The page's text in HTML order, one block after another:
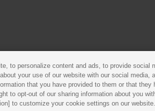
推奨環境 プライバシーポリシ
古物営業法に基づく
© Yamaha
to personalize content and ads, to provide social
your use of our website with our social media,
that you have provided to them or that they
to opt-out of our sharing information about you
to customize your cookie settings on our website.